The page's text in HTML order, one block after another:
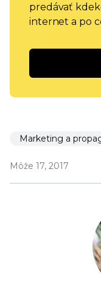
predávať
internet a po
Môže 17, 2017